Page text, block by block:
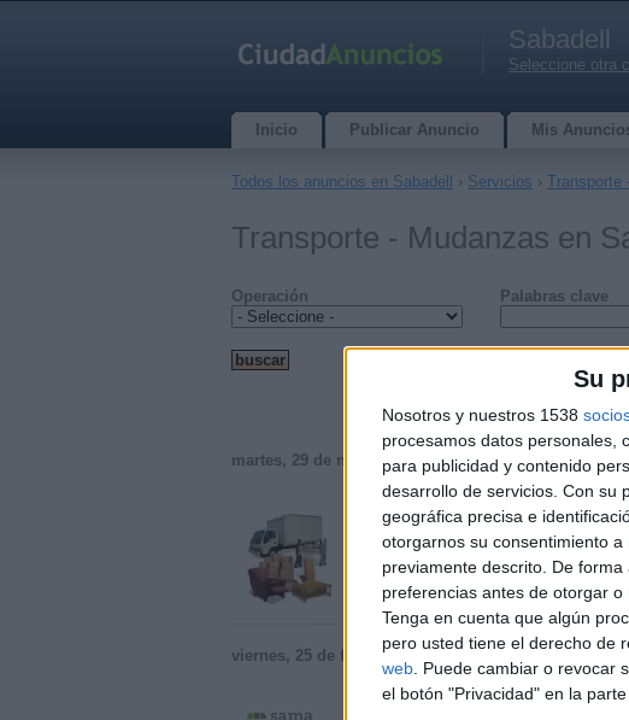
Su
Nosotros y nuestros 1538
procesamos datos personales,
para publicidad y contenido
desarrollo de servicios. Con su
geográfica precisa e
otorgarnos su consentimiento
previamente descrito. De
preferencias antes de otorgar o
Tenga en cuenta que algún
pero usted tiene el derecho de
web . Puede cambiar o
el botón "Privacidad" en la
Sabadell
Seleccione otra
Inicio Publicar Anuncio Mis
Todos los anuncios en Sabadell › Servicios › Transporte
Transporte - Mudanzas en
Operación Palabras clave
martes, 29 de noviembre de 2011
Servicio de mudanzas
realizamos todo tipo de mudanzas
Barcelona › Sabadell
viernes, 25 de febrero de 2011